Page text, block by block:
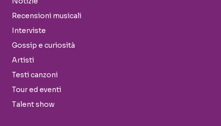
Recensioni musicali
Interviste
Gossip e curiosità
Artisti
Testi canzoni
Tour ed eventi
Talent show